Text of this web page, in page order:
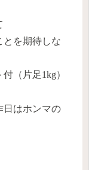
とを期待しな
（片足1kg）
日はホンマの